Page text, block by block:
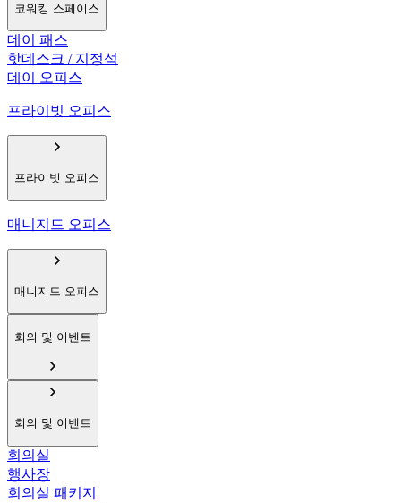
코워킹 스페이스
데이 패스
핫데스크 / 지정석
데이 오피스
프라이빗 오피스
프라이빗 오피스
매니지드 오피스
매니지드 오피스
회의 및 이벤트
회의 및 이벤트
회의실
행사장
회의실 패키지